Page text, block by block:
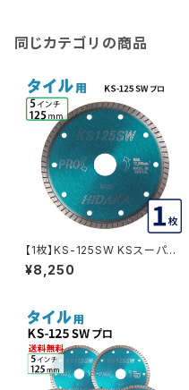
同じカテゴリの商品
【1枚】KS-125SW KSスーパー
ウェーブ プロ 5インチ 125ｍｍ
ダイヤモンドカッター 刃 タイル
¥8,250